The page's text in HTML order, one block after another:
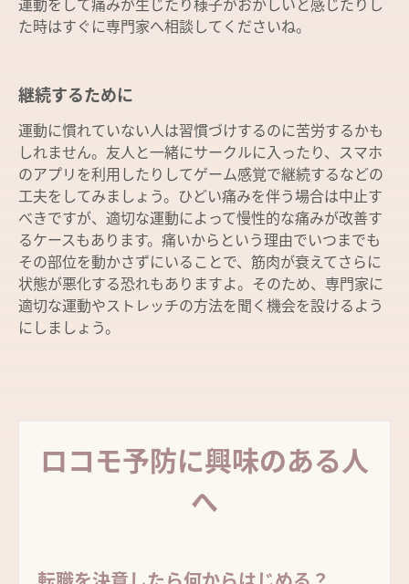
運動をして痛みが生じたり様子がおかしいと感じたりし
た時はすぐに専門家へ相談してくださいね。
継続するために
運動に慣れていない人は習慣づけするのに苦労するかも
しれません。友人と一緒にサークルに入ったり、スマホ
のアプリを利用したりしてゲーム感覚で継続するなどの
工夫をしてみましょう。ひどい痛みを伴う場合は中止す
べきですが、適切な運動によって慢性的な痛みが改善す
るケースもあります。痛いからという理由でいつまでも
その部位を動かさずにいることで、筋肉が衰えてさらに
状態が悪化する恐れもありますよ。そのため、専門家に
適切な運動やストレッチの方法を聞く機会を設けるよう
にしましょう。
ロコモ予防に興味のある人
へ